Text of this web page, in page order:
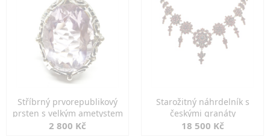
Stříbrný prvorepublikový
prsten s velkým ametystem
2 800 Kč
Starožitný náhrdelník s
českými granáty
18 500 Kč